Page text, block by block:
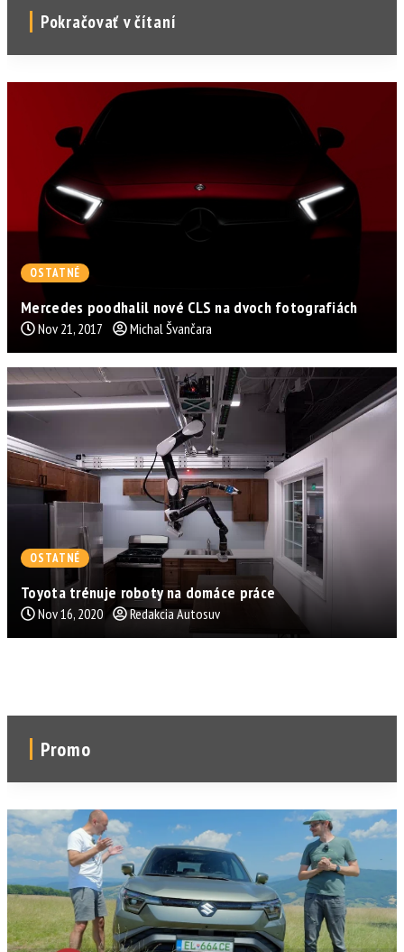
Pokračovať v čítaní
OSTATNÉ
Mercedes poodhalil nové CLS na dvoch fotografiách
Nov 21, 2017 Michal Švančara
OSTATNÉ
Toyota trénuje roboty na domáce práce
Nov 16, 2020 Redakcia Autosuv
Promo